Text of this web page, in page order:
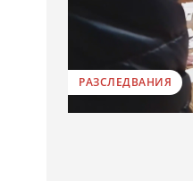
РАЗСЛЕДВАНИЯ